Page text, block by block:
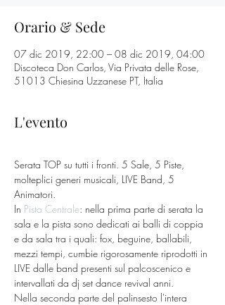
Orario & Sede
07 dic 2019, 22:00 – 08 dic 2019, 04:00
Discoteca Don Carlos, Via Privata delle Rose,
51013 Chiesina Uzzanese PT, Italia
L'evento
Serata TOP su tutti i fronti. 5 Sale, 5 Piste,
molteplici generi musicali, LIVE Band, 5
Animatori.
In Pista Centrale: nella prima parte di serata la
sala e la pista sono dedicati ai balli di coppia
e da sala tra i quali: fox, beguine, ballabili,
mezzi tempi, cumbie rigorosamente riprodotti in
LIVE dalle band presenti sul palcoscenico e
intervallati da dj set dance revival anni.
Nella seconda parte del palinsesto l'intera